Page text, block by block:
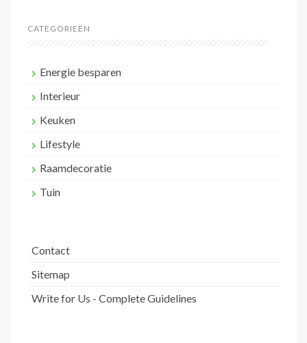
CATEGORIEËN
Energie besparen
Interieur
Keuken
Lifestyle
Raamdecoratie
Tuin
Contact
Sitemap
Write for Us - Complete Guidelines